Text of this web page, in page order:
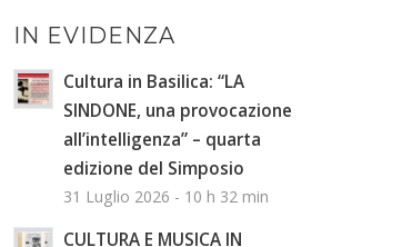
IN EVIDENZA
Cultura in Basilica: “LA
SINDONE, una provocazione
all’intelligenza” – quarta
edizione del Simposio
31 Luglio 2026 - 10 h 32 min
CULTURA E MUSICA IN